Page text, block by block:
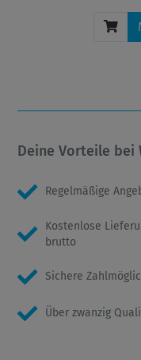
Deine Vorteile bei
Regelmäßige
Kostenlose
brutto
Sichere
Über zwanzig